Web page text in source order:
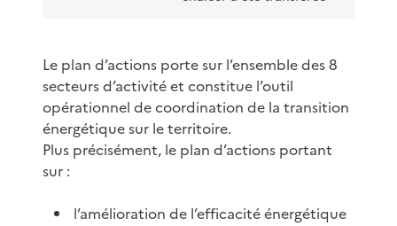
Le plan d’actions porte sur l’ensemble des 8
secteurs d’activité et constitue l’outil
opérationnel de coordination de la transition
énergétique sur le territoire.
Plus précisément, le plan d’actions portant
sur :
l’amélioration de l’efficacité énergétique